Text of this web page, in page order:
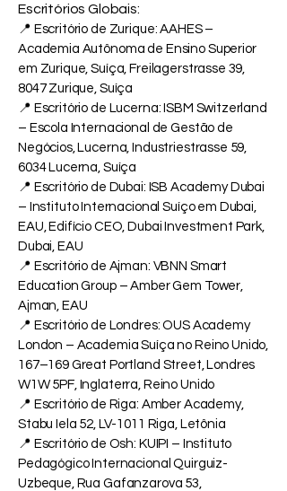
Escritórios Globais:
📍 Escritório de Zurique: AAHES –
Academia Autônoma de Ensino Superior
em Zurique, Suíça, Freilagerstrasse 39,
8047 Zurique, Suíça
📍 Escritório de Lucerna: ISBM Switzerland
– Escola Internacional de Gestão de
Negócios, Lucerna, Industriestrasse 59,
6034 Lucerna, Suíça
📍 Escritório de Dubai: ISB Academy Dubai
– Instituto Internacional Suíço em Dubai,
EAU, Edifício CEO, Dubai Investment Park,
Dubai, EAU
📍 Escritório de Ajman: VBNN Smart
Education Group – Amber Gem Tower,
Ajman, EAU
📍 Escritório de Londres: OUS Academy
London – Academia Suíça no Reino Unido,
167–169 Great Portland Street, Londres
W1W 5PF, Inglaterra, Reino Unido
📍 Escritório de Riga: Amber Academy,
Stabu Iela 52, LV-1011 Riga, Letônia
📍 Escritório de Osh: KUIPI – Instituto
Pedagógico Internacional Quirguiz-
Uzbeque, Rua Gafanzarova 53,